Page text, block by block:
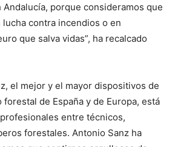
porque consideramos que
contra incendios o en
que salva vidas”, ha recalcado
el mejor y el mayor dispositivos de
de España y de Europa, está
entre técnicos,
forestales. Antonio Sanz ha